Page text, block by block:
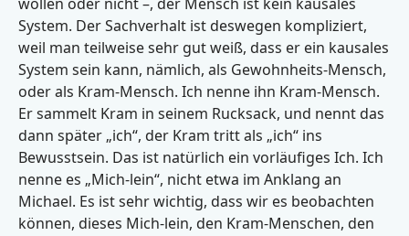
System. Der Sachverhalt ist deswegen kompliziert,
weil man teilweise sehr gut weiß, dass er ein kausales
System sein kann, nämlich, als Gewohnheits-Mensch,
oder als Kram-Mensch. Ich nenne ihn Kram-Mensch.
Er sammelt Kram in seinem Rucksack, und nennt das
dann später „ich“, der Kram tritt als „ich“ ins
Bewusstsein. Das ist natürlich ein vorläufiges Ich. Ich
nenne es „Mich-lein“, nicht etwa im Anklang an
Michael. Es ist sehr wichtig, dass wir es beobachten
können, dieses Mich-lein, den Kram-Menschen, den